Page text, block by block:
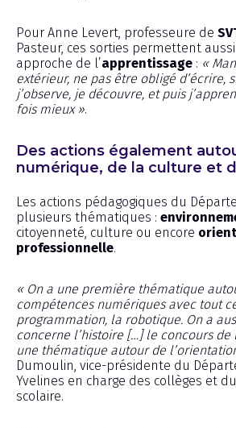
Pour Anne Levert, professeure de
Pasteur, ces sorties permettent
approche de l’apprentissage : «
extérieur, ne pas être obligé d’écrire,
j’observe, je découvre, et puis
fois mieux ».
Des actions également
numérique, de la culture et
Les actions pédagogiques du
plusieurs thématiques :
citoyenneté, culture ou encore
professionnelle.
« On a une première thématique
compétences numériques avec tout
programmation, la robotique. On a
concerne l’histoire […] le concours de
une thématique autour de
Dumoulin, vice-présidente du
Yvelines en charge des collèges et
scolaire.